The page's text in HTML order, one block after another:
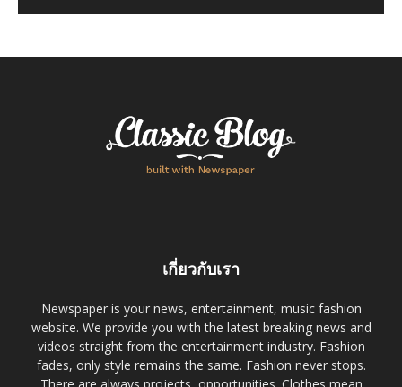
เกี่ยวกับเรา
Newspaper is your news, entertainment, music fashion
website. We provide you with the latest breaking news and
videos straight from the entertainment industry. Fashion
fades, only style remains the same. Fashion never stops.